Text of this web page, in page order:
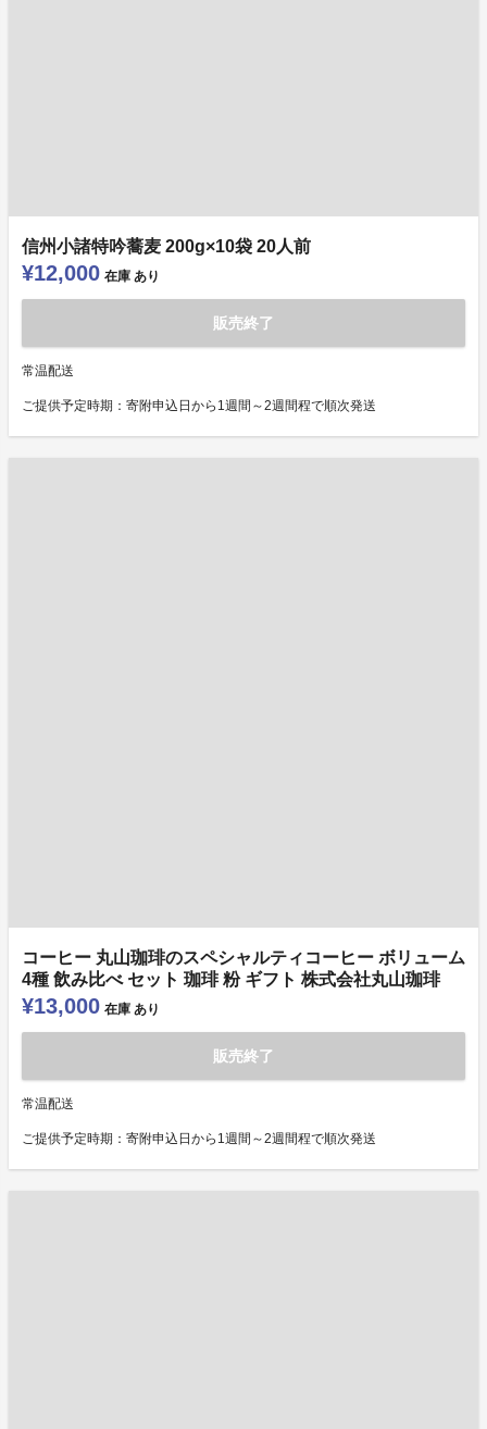
信州小諸特吟蕎麦 200g×10袋 20人前
¥12,000 在庫 あり
販売終了
常温配送
ご提供予定時期：寄附申込日から1週間～2週間程で順次発送
コーヒー 丸山珈琲のスペシャルティコーヒー ボリューム
4種 飲み比べ セット 珈琲 粉 ギフト 株式会社丸山珈琲
¥13,000 在庫 あり
販売終了
常温配送
ご提供予定時期：寄附申込日から1週間～2週間程で順次発送